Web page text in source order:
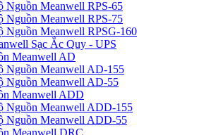
Nguồn Meanwell RPS-65
Nguồn Meanwell RPS-75
Nguồn Meanwell RPSG-160
Sạc Ắc Quy - UPS
Meanwell AD
Nguồn Meanwell AD-155
Nguồn Meanwell AD-55
Meanwell ADD
Nguồn Meanwell ADD-155
Nguồn Meanwell ADD-55
Meanwell DRC